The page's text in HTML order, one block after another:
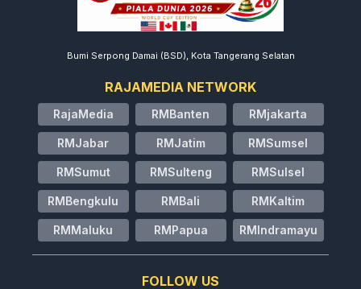
Bumi Serpong Damai (BSD), Kota Tangerang Selatan
RAJAMEDIA NETWORK
RajaMedia RMBanten RMjakarta
RMJabar RMJatim RMSumsel
RMSumut RMSulteng RMSulsel
RMBengkulu RMBali RMKaltim
RMMaluku RMPapua RMIndramayu
FOLLOW US